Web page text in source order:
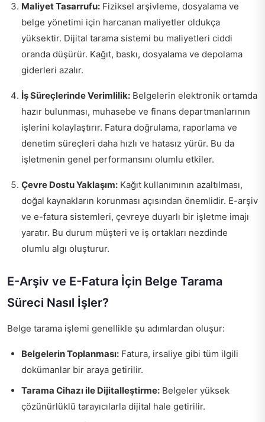
Maliyet Tasarrufu: Fiziksel arşivleme, dosyalama ve
belge yönetimi için harcanan maliyetler oldukça
yüksektir. Dijital tarama sistemi bu maliyetleri ciddi
oranda düşürür. Kağıt, baskı, dosyalama ve depolama
giderleri azalır.
İş Süreçlerinde Verimlilik: Belgelerin elektronik ortamda
hazır bulunması, muhasebe ve finans departmanlarının
işlerini kolaylaştırır. Fatura doğrulama, raporlama ve
denetim süreçleri daha hızlı ve hatasız yürür. Bu da
işletmenin genel performansını olumlu etkiler.
Çevre Dostu Yaklaşım: Kağıt kullanımının azaltılması,
doğal kaynakların korunması açısından önemlidir. E-arşiv
ve e-fatura sistemleri, çevreye duyarlı bir işletme imajı
yaratır. Bu durum müşteri ve iş ortakları nezdinde
olumlu algı oluşturur.
E-Arşiv ve E-Fatura İçin Belge Tarama
Süreci Nasıl İşler?
Belge tarama işlemi genellikle şu adımlardan oluşur:
Belgelerin Toplanması: Fatura, irsaliye gibi tüm ilgili
dokümanlar bir araya getirilir.
Tarama Cihazı ile Dijitalleştirme: Belgeler yüksek
çözünürlüklü tarayıcılarla dijital hale getirilir.